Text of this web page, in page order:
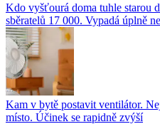
Kdo vyšťourá doma tuhle starou
sběratelů 17 000. Vypadá úplně
Kam v bytě postavit ventilátor.
místo. Účinek se rapidně zvýší